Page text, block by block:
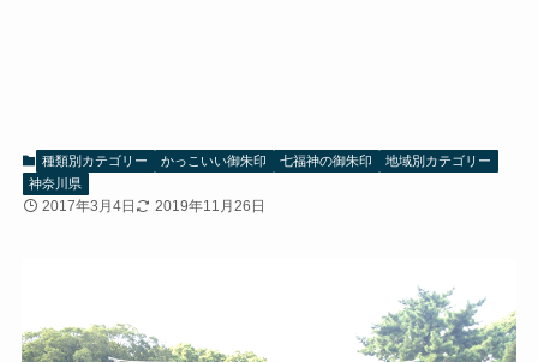
種類別カテゴリー かっこいい御朱印 七福神の御朱印
地域別カテゴリー
神奈川県
2017年3月4日 2019年11月26日